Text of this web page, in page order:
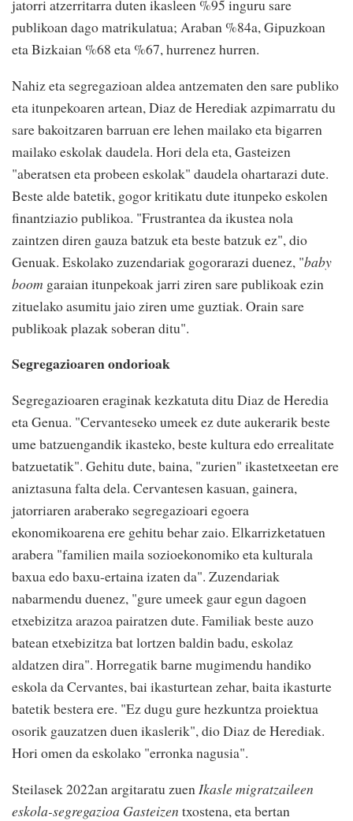
jatorri atzerritarra duten ikasleen %95 inguru sare
publikoan dago matrikulatua; Araban %84a, Gipuzkoan
eta Bizkaian %68 eta %67, hurrenez hurren.
Nahiz eta segregazioan aldea antzematen den sare publiko
eta itunpekoaren artean, Diaz de Herediak azpimarratu du
sare bakoitzaren barruan ere lehen mailako eta bigarren
mailako eskolak daudela. Hori dela eta, Gasteizen
"aberatsen eta probeen eskolak" daudela ohartarazi dute.
Beste alde batetik, gogor kritikatu dute itunpeko eskolen
finantziazio publikoa. "Frustrantea da ikustea nola
zaintzen diren gauza batzuk eta beste batzuk ez", dio
Genuak. Eskolako zuzendariak gogorarazi duenez, "baby
boom garaian itunpekoak jarri ziren sare publikoak ezin
zituelako asumitu jaio ziren ume guztiak. Orain sare
publikoak plazak soberan ditu".
Segregazioaren ondorioak
Segregazioaren eraginak kezkatuta ditu Diaz de Heredia
eta Genua. "Cervanteseko umeek ez dute aukerarik beste
ume batzuengandik ikasteko, beste kultura edo errealitate
batzuetatik". Gehitu dute, baina, "zurien" ikastetxeetan ere
aniztasuna falta dela. Cervantesen kasuan, gainera,
jatorriaren araberako segregazioari egoera
ekonomikoarena ere gehitu behar zaio. Elkarrizketatuen
arabera "familien maila sozioekonomiko eta kulturala
baxua edo baxu-ertaina izaten da". Zuzendariak
nabarmendu duenez, "gure umeek gaur egun dagoen
etxebizitza arazoa pairatzen dute. Familiak beste auzo
batean etxebizitza bat lortzen baldin badu, eskolaz
aldatzen dira". Horregatik barne mugimendu handiko
eskola da Cervantes, bai ikasturtean zehar, baita ikasturte
batetik bestera ere. "Ez dugu gure hezkuntza proiektua
osorik gauzatzen duen ikaslerik", dio Diaz de Herediak.
Hori omen da eskolako "erronka nagusia".
Steilasek 2022an argitaratu zuen Ikasle migratzaileen
eskola-segregazioa Gasteizen txostena, eta bertan